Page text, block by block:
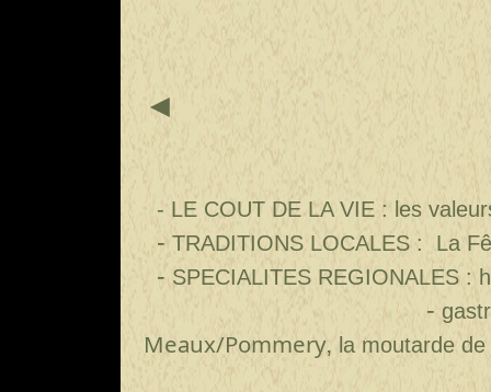
◄
- LE COUT DE LA VIE : les
- TRADITIONS LOCALES : La
- SPECIALITES REGIONALES :
-
Meaux/Pommery, la moutarde